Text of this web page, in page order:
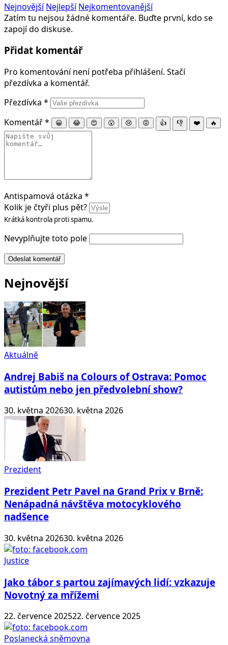
Nejnovější Nejlepší Nejkomentovanější
Zatím tu nejsou žádné komentáře. Buďte první, kdo se
zapojí do diskuse.
Přidat komentář
Pro komentování není potřeba přihlášení. Stačí
přezdívka a komentář.
Přezdívka *
Komentář* 😀 😂 😍 😮 😢 😡 👍 👎 ❤️ 🔥
Antispamová otázka *
Kolik je čtyři plus pět?
Krátká kontrola proti spamu.
Nevyplňujte toto pole
Odeslat komentář
Nejnovější
Aktuálně
Andrej Babiš na Colours of Ostrava: Pomoc
autistům nebo jen předvolební show?
30. května 202630. května 2026
Prezident
Prezident Petr Pavel na Grand Prix v Brně:
Nenápadná návštěva motocyklového
nadšence
30. května 202630. května 2026
Justice
Jako tábor s partou zajímavých lidí: vzkazuje
Novotný za mřížemi
22. července 202522. července 2025
Poslanecká sněmovna